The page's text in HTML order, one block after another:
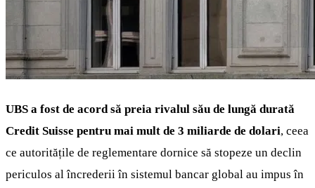
UBS a fost de acord să preia rivalul său de lungă durată
Credit Suisse pentru mai mult de 3 miliarde de dolari, ceea
ce autoritățile de reglementare dornice să stopeze un declin
periculos al încrederii în sistemul bancar global au impus în